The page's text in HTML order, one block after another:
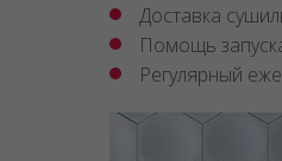
Доставка
Помощь
Регулярный